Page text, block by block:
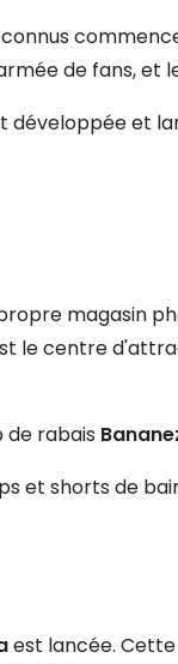
de fans, et
développée et
magasin
le centre
de rabais
et shorts de
est lancée.